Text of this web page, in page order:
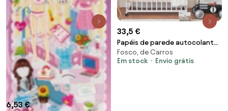
6,53 €
33,5 €
Papéis de parede autocolantes
- Caros antigos e balões de ar
quente
Fosco, de Carros
Em stock
Envio grátis